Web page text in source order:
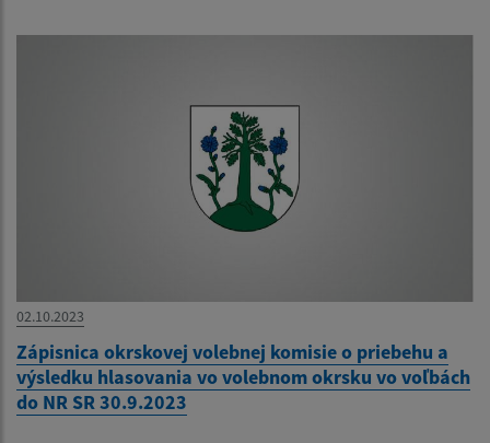
02.10.2023
Zápisnica okrskovej volebnej komisie o priebehu a
výsledku hlasovania vo volebnom okrsku vo voľbách
do NR SR 30.9.2023